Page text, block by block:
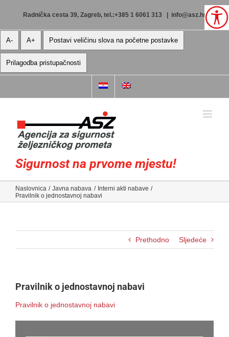
Radnička cesta 39, Zagreb, tel.:+385 1 6061 313 info@asz.hr
A- A+ Postavi veličinu slova na početne postavke
Prilagodba pristupačnosti
Sigurnost na prvome mjestu!
Naslovnica Javna nabava
Interni akti nabave
Pravilnik o jednostavnoj nabavi
Prethodno Sljedeće
Pravilnik o jednostavnoj nabavi
Pravilnik o jednostavnoj nabavi